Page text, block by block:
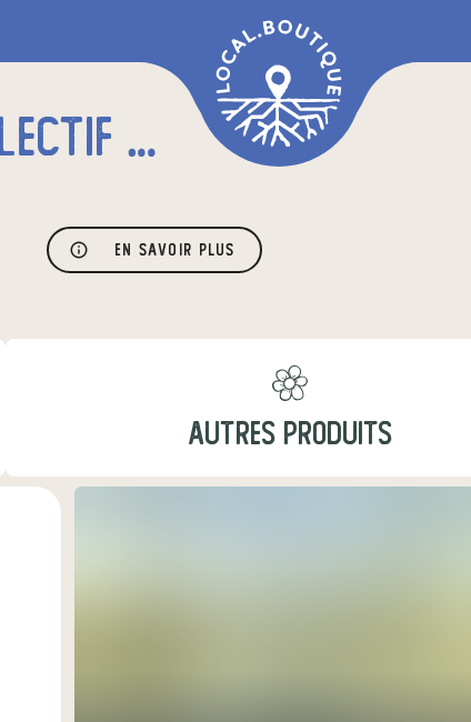
POINT DE VENTE COLLECTIF AAD
En savoir plus
AUTRES PRODUITS